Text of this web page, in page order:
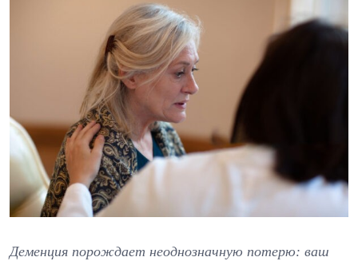
Деменция порождает неоднозначную потерю: ваш